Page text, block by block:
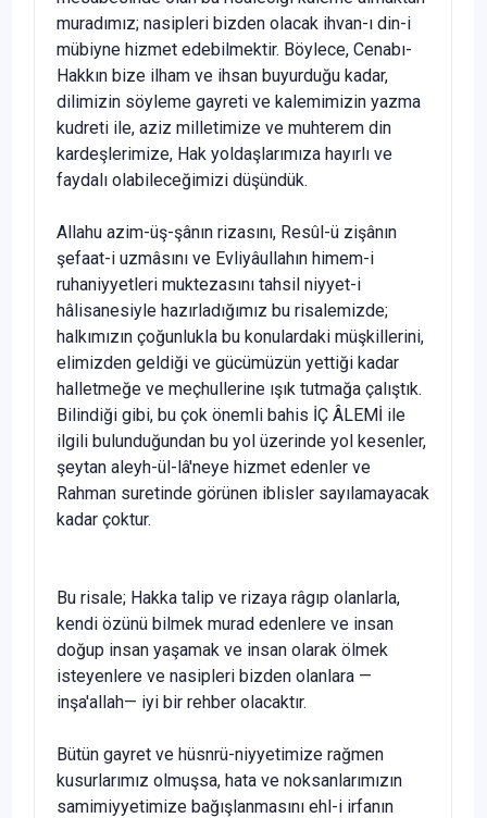
muradımız; nasipleri bizden olacak ihvan-ı din-i
mübiyne hizmet ede­bilmektir. Böylece, Cenabı-
Hakkın bize ilham ve ihsan buyurduğu kadar,
dilimizin söyleme gayreti ve kalemimizin yazma
kudreti ile, aziz mille­timize ve muhterem din
kardeşlerimize, Hak yoldaşlarımıza hayırlı ve
faydalı olabileceğimizi düşündük.
Allahu azim-üş-şânın rizasını, Resûl-ü zişânın
şefaat-i uzmâsını ve Evliyâullahın himem-i
ruhaniyyetleri muktezasını tahsil niyyet-i
hâlisanesiyle hazırladığımız bu risalemizde;
halkımızın çoğunlukla bu konu­lardaki müşkillerini,
elimizden geldiği ve gücümüzün yettiği kadar
hal­letmeğe ve meçhullerine ışık tutmağa çalıştık.
Bilindiği gibi, bu çok önem­li bahis İÇ ÂLEMİ ile
ilgili bulunduğundan bu yol üzerinde yol kesenler,
şeytan aleyh-ül-lâ'neye hizmet edenler ve
Rahman suretinde görünen iblisler sayılamayacak
kadar çoktur.
Bu risale; Hakka talip ve rizaya râgıp olanlarla,
kendi özünü bil­mek murad edenlere ve insan
doğup insan yaşamak ve insan olarak öl­mek
isteyenlere ve nasipleri bizden olanlara —
inşa'allah— iyi bir reh­ber olacaktır.
Bütün gayret ve hüsnrü-niyyetimize rağmen
kusurlarımız olmuşsa, hata ve noksanlarımızın
samimiyyetimize bağışlanmasını ehl-i irfanın